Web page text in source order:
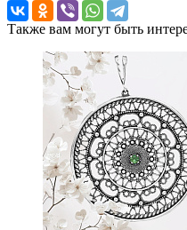
Также вам могут быть